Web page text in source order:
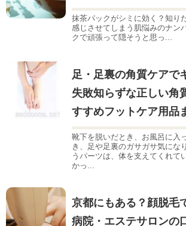
抹茶パックがシミに効く？知り
感じさせてしまう肌悩みのナン
クで頑張って隠そうと思っ...
足・足裏の角質ケアで
失敗知らずな正しい角
すすめフットケア用品
靴下を脱いだとき、お風呂に入
き、足や足裏のガサガサ気にな
うパーツは、体を支えてくれて
かっ...
京都にもある？顔脱毛
病院・エステサロンの